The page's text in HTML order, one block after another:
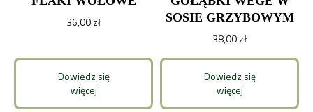
36,00zł
Dowiedz się
więcej
SOSIE GRZYBOWYM
38,00zł
Dowiedz się
więcej